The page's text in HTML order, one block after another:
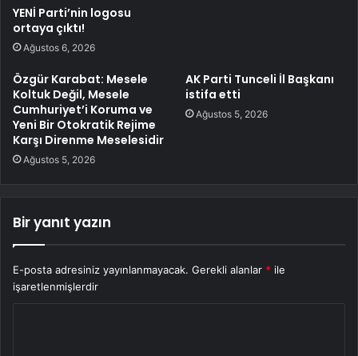
YENİ Parti’nin logosu
ortaya çıktı!
Ağustos 6, 2026
Özgür Karabat: Mesele
Koltuk Değil, Mesele
Cumhuriyet’i Koruma ve
Yeni Bir Otokratik Rejime
Karşı Direnme Meselesidir
Ağustos 5, 2026
AK Parti Tunceli İl Başkanı
istifa etti
Ağustos 5, 2026
Bir yanıt yazın
E-posta adresiniz yayınlanmayacak. Gerekli alanlar * ile
işaretlenmişlerdir